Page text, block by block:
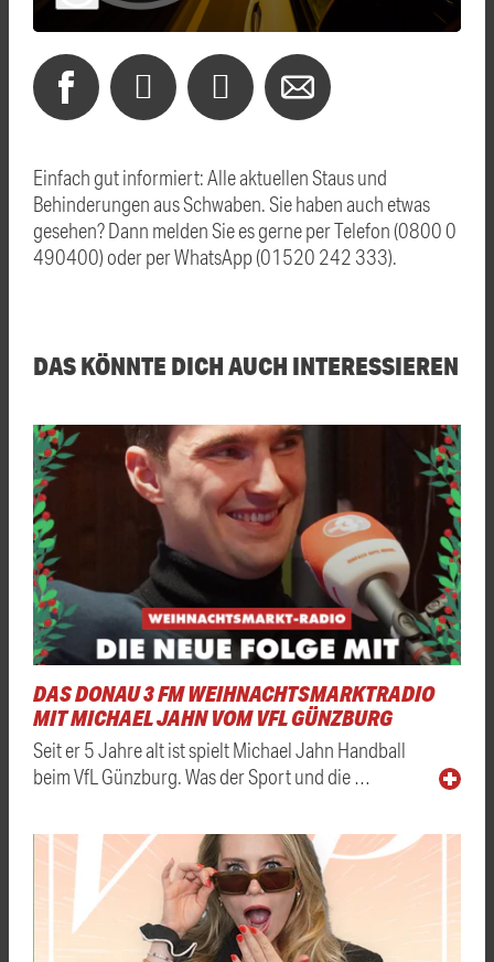
Einfach gut informiert: Alle aktuellen Staus und
Behinderungen aus Schwaben. Sie haben auch etwas
gesehen? Dann melden Sie es gerne per Telefon (0800 0
490400) oder per WhatsApp (01520 242 333).
DAS KÖNNTE DICH AUCH INTERESSIEREN
DAS DONAU 3 FM WEIHNACHTSMARKTRADIO
MIT MICHAEL JAHN VOM VFL GÜNZBURG
Seit er 5 Jahre alt ist spielt Michael Jahn Handball
beim VfL Günzburg. Was der Sport und die …